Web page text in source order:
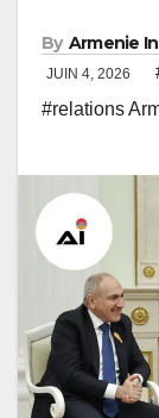
By Armenie
JUIN 4, 2026
#relations